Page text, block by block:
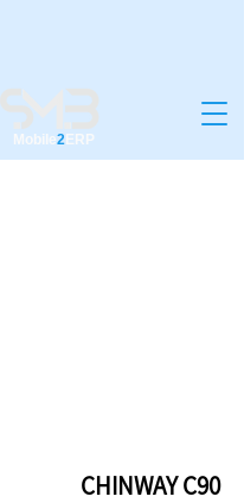
Mobile2ERP
CHINWAY C90